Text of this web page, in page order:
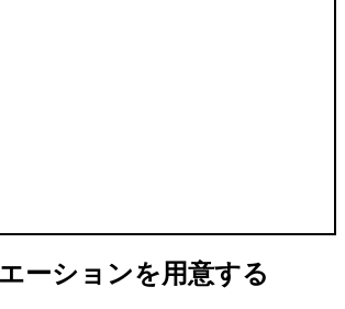
ーションを用意する